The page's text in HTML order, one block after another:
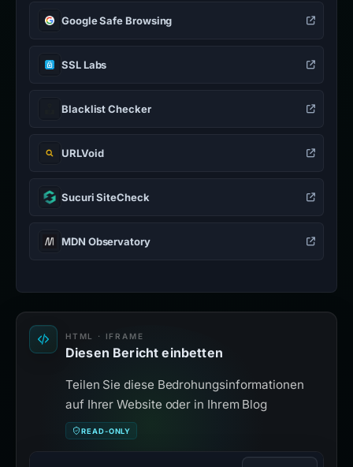
Google Safe Browsing
SSL Labs
Blacklist Checker
URLVoid
Sucuri SiteCheck
MDN Observatory
HTML · IFRAME
Diesen Bericht einbetten
Teilen Sie diese Bedrohungsinformationen
auf Ihrer Website oder in Ihrem Blog
READ-ONLY